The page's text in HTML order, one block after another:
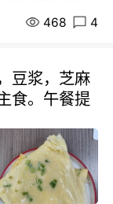
468 4
豆浆，芝麻
食。午餐提